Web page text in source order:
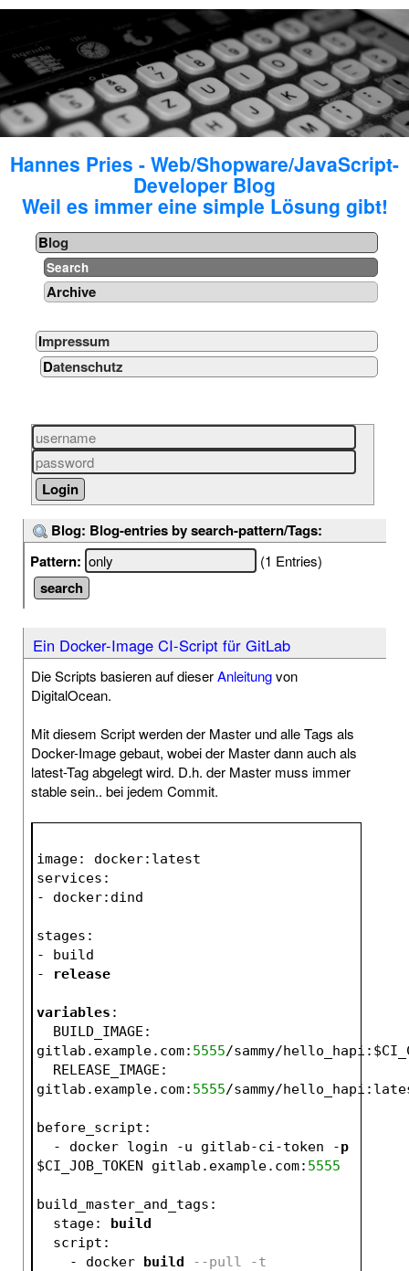
Hannes Pries - Web/Shopware/JavaScript-
Developer Blog
Weil es immer eine simple Lösung gibt!
Blog
Search
Archive
Impressum
Datenschutz
Blog: Blog-entries by search-pattern/Tags:
Pattern:
(1 Entries)
Ein Docker-Image CI-Script für GitLab
Die Scripts basieren auf dieserAnleitungvon
DigitalOcean.
Mit diesem Script werden der Master und alle Tags als
Docker-Image gebaut, wobei der Master dann auch als
latest-Tag abgelegt wird. D.h. der Master muss immer
stable sein.. bei jedem Commit.
image: docker:latest
services:
- docker:dind
stages:
- build
-
release
variables :
gitlab.example.com: 5555/sammy/
gitlab.example.com: 5555/sammy/
before_script:
  - docker login -u gitlab-ci-token -
p
$CI_JOB_TOKEN gitlab.example.com: 5555
build_master_and_tags:
  stage:
build
  script:
    - docker
build
--pull -t